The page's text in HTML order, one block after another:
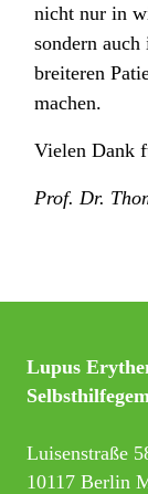
nicht nur in
sondern
breiteren
machen.
Vielen Dank
Prof. Dr.
Lupus
Luisenstraße
10117 Berlin